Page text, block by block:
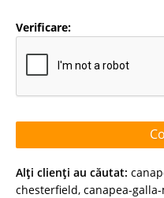
Verificare:
Alţi clienţi au căutat:
chesterfield, canapea-